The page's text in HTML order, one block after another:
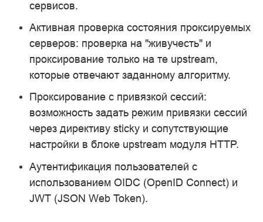
сервисов.
Активная проверка состояния проксируемых
серверов: проверка на "живучесть" и
проксирование только на те upstream,
которые отвечают заданному алгоритму.
Проксирование с привязкой сессий:
возможность задать режим привязки сессий
через директиву sticky и сопутствующие
настройки в блоке upstream модуля HTTP.
Аутентификация пользователей с
использованием OIDC (OpenID Connect) и
JWT (JSON Web Token).